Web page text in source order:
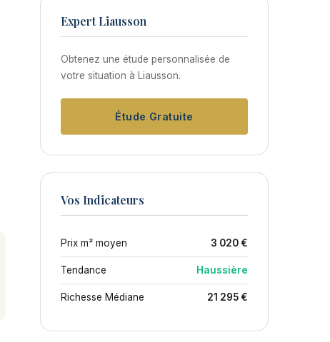
Expert Liausson
Obtenez une étude personnalisée de
votre situation à Liausson.
Étude Gratuite
Vos Indicateurs
Prix m² moyen 3 020 €
Tendance Haussière
Richesse Médiane 21 295 €